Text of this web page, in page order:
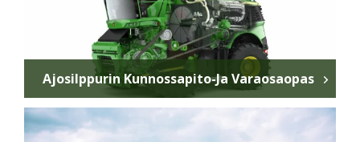
Ajosilppurin Kunnossapito-Ja Varaosaopas